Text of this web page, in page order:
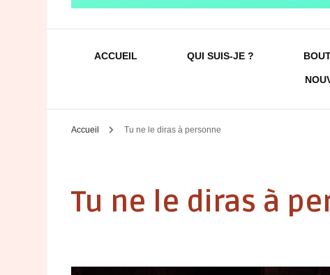
Les univers
Un univers littéraire hors du commun
ACCUEIL QUI SUIS-JE ?
Accueil Tu ne le diras à personne
Tu ne le diras à